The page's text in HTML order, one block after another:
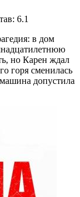
6.1
в дом
но Карен ждал
горя сменилась
допустила